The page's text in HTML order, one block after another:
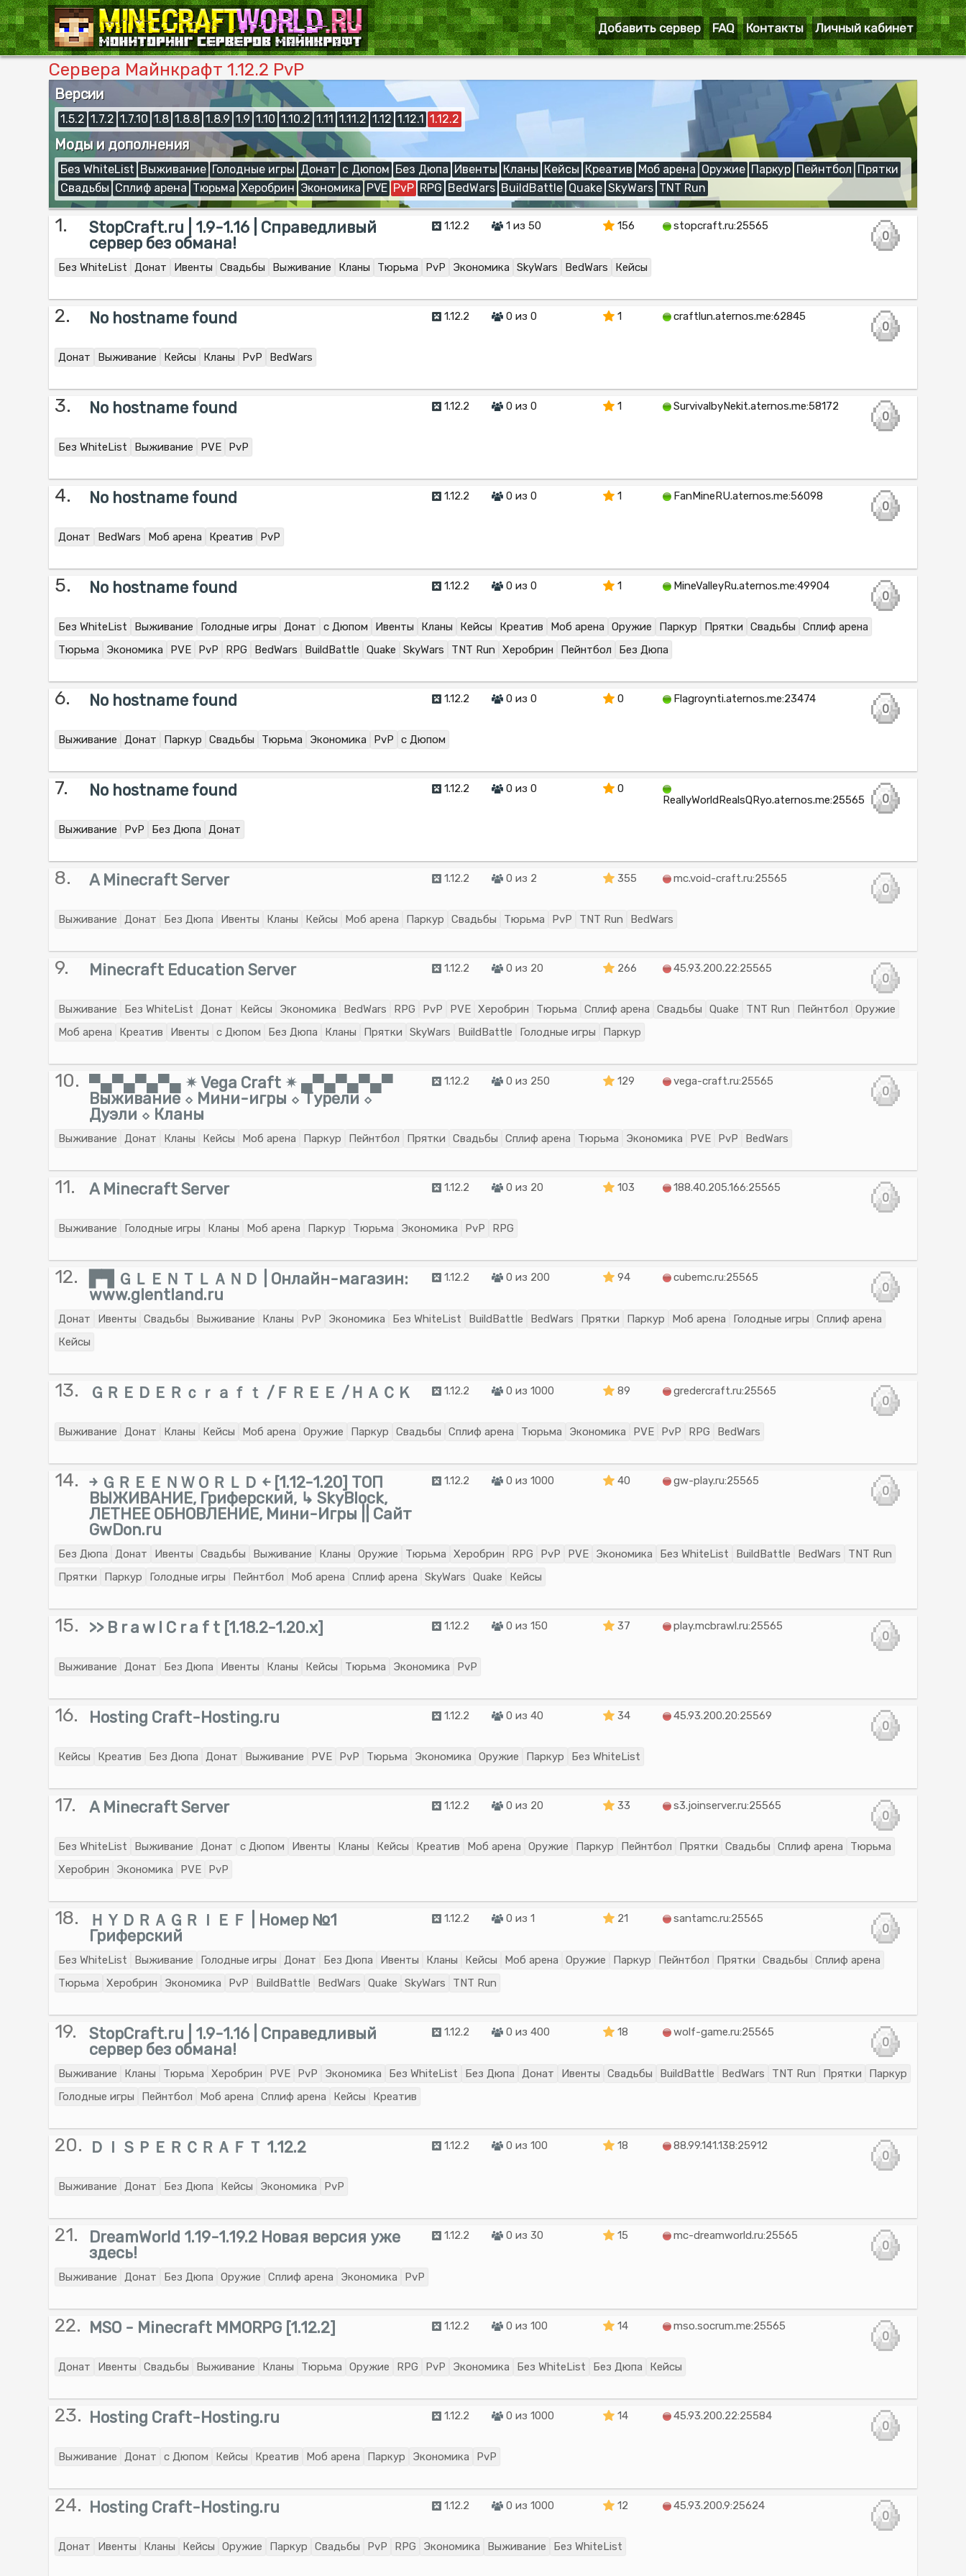
Добавить сервер FAQ Контакты Личный кабинет
Сервера Майнкрафт 1.12.2 PvP
Версии
1.5.2 1.7.2 1.7.10 1.8 1.8.8 1.8.9 1.9 1.10 1.10.2 1.11 1.11.2 1.12 1.12.1 1.12.2
Моды и дополнения
Без WhiteList Выживание Голодные игры Донат с Дюпом Без Дюпа Ивенты Кланы Кейсы Креатив Моб арена Оружие Паркур Пейнтбол Прятки
Свадьбы Сплиф арена Тюрьма Херобрин Экономика PVE PvP RPG BedWars BuildBattle Quake SkyWars TNT Run
1.
StopCraft.ru | 1.9-1.16 | Справедливый
сервер без обмана!
1.12.2 1 из 50 156 stopcraft.ru:25565
0
Без WhiteList Донат Ивенты Свадьбы Выживание Кланы Тюрьма PvP Экономика SkyWars BedWars Кейсы
2. No hostname found 1.12.2 0 из 0 1 craftlun.aternos.me:62845
0
Донат Выживание Кейсы Кланы PvP BedWars
3. No hostname found 1.12.2 0 из 0 1 SurvivalbyNekit.aternos.me:58172
0
Без WhiteList Выживание PVE PvP
4. No hostname found 1.12.2 0 из 0 1 FanMineRU.aternos.me:56098
0
Донат BedWars Моб арена Креатив PvP
5. No hostname found 1.12.2 0 из 0 1 MineValleyRu.aternos.me:49904
0
Без WhiteList Выживание Голодные игры Донат с Дюпом Ивенты Кланы Кейсы Креатив Моб арена Оружие Паркур Прятки Свадьбы
Сплиф арена
Тюрьма
Экономика PVE PvP RPG BedWars BuildBattle Quake SkyWars TNT Run Херобрин Пейнтбол Без Дюпа
6. No hostname found 1.12.2 0 из 0 0 Flagroynti.aternos.me:23474
0
Выживание Донат Паркур Свадьбы Тюрьма Экономика PvP с Дюпом
7. No hostname found 1.12.2 0 из 0
0
ReallyWorldRealsQRyo.aternos.me:25565
0
Выживание PvP Без Дюпа Донат
8. A Minecraft Server 1.12.2 0 из 2 355 mc.void-craft.ru:25565
0
Выживание Донат Без Дюпа Ивенты Кланы Кейсы Моб арена Паркур Свадьбы Тюрьма PvP TNT Run BedWars
9. Minecraft Education Server 1.12.2 0 из 20 266 45.93.200.22:25565
0
Выживание Без WhiteList Донат Кейсы Экономика BedWars RPG PvP PVE Херобрин Тюрьма Сплиф арена Свадьбы Quake TNT Run Пейнтбол
Оружие
Моб арена
Креатив Ивенты с Дюпом Без Дюпа Кланы Прятки SkyWars BuildBattle Голодные игры Паркур
10. ▀▄▀▄▀▄▀▄ ✴ Vega Craft ✴ ▄▀▄▀▄▀▄▀
Выживание ⬦ Мини-игры ⬦ Турели ⬦
Дуэли ⬦ Кланы
1.12.2 0 из 250 129 vega-craft.ru:25565
0
Выживание Донат Кланы Кейсы Моб арена Паркур Пейнтбол Прятки Свадьбы Сплиф арена Тюрьма Экономика PVE PvP BedWars
11. A Minecraft Server 1.12.2 0 из 20 103 188.40.205.166:25565
0
Выживание Голодные игры Кланы Моб арена Паркур Тюрьма Экономика PvP RPG
12.
▛▜ ＧＬＥＮＴＬＡＮＤ | Онлайн-магазин:
www.glentland.ru
1.12.2 0 из 200 94 cubemc.ru:25565
0
Донат Ивенты Свадьбы Выживание Кланы PvP Экономика Без WhiteList BuildBattle BedWars Прятки Паркур Моб арена Голодные игры
Сплиф арена
Кейсы
13. ＧＲＥＤＥＲｃｒａｆｔ /ＦＲＥＥ /ＨＡＣＫ 1.12.2 0 из 1000 89 gredercraft.ru:25565
0
Выживание Донат Кланы Кейсы Моб арена Оружие Паркур Свадьбы Сплиф арена Тюрьма Экономика PVE PvP RPG BedWars
14. ￫ ＧＲＥＥＮＷＯＲＬＤ ￩ [1.12-1.20] ТОП
ВЫЖИВАНИЕ, Гриферский, ↳ SkyBlock,
ЛЕТНЕЕ ОБНОВЛЕНИЕ, Мини-Игры || Сайт
GwDon.ru
1.12.2 0 из 1000 40 gw-play.ru:25565
0
Без Дюпа Донат Ивенты Свадьбы Выживание Кланы Оружие Тюрьма Херобрин RPG PvP PVE Экономика Без WhiteList BuildBattle BedWars
TNT Run
Прятки
Паркур Голодные игры Пейнтбол Моб арена Сплиф арена SkyWars Quake Кейсы
15. >> B r a w l C r a f t [1.18.2-1.20.x] 1.12.2 0 из 150 37 play.mcbrawl.ru:25565
0
Выживание Донат Без Дюпа Ивенты Кланы Кейсы Тюрьма Экономика PvP
16. Hosting Craft-Hosting.ru 1.12.2 0 из 40 34 45.93.200.20:25569
0
Кейсы Креатив Без Дюпа Донат Выживание PVE PvP Тюрьма Экономика Оружие Паркур Без WhiteList
17. A Minecraft Server 1.12.2 0 из 20 33 s3.joinserver.ru:25565
0
Без WhiteList Выживание Донат с Дюпом Ивенты Кланы Кейсы Креатив Моб арена Оружие Паркур Пейнтбол Прятки Свадьбы Сплиф арена
Тюрьма
Херобрин
Экономика PVE PvP
18.
ＨＹＤＲＡＧＲＩＥＦ | Номер №1
Гриферский
1.12.2 0 из 1 21 santamc.ru:25565
0
Без WhiteList Выживание Голодные игры Донат Без Дюпа Ивенты Кланы Кейсы Моб арена Оружие Паркур Пейнтбол Прятки Свадьбы
Сплиф арена
Тюрьма
Херобрин Экономика PvP BuildBattle BedWars Quake SkyWars TNT Run
19.
StopCraft.ru | 1.9-1.16 | Справедливый
сервер без обмана!
1.12.2 0 из 400 18 wolf-game.ru:25565
0
Выживание Кланы Тюрьма Херобрин PVE PvP Экономика Без WhiteList Без Дюпа Донат Ивенты Свадьбы BuildBattle BedWars TNT Run Прятки
Паркур
Голодные игры
Пейнтбол Моб арена Сплиф арена Кейсы Креатив
20. ＤＩＳＰＥＲＣＲＡＦＴ 1.12.2 1.12.2 0 из 100 18 88.99.141.138:25912
0
Выживание Донат Без Дюпа Кейсы Экономика PvP
21.
DreamWorld 1.19-1.19.2 Новая версия уже
здесь!
1.12.2 0 из 30 15 mc-dreamworld.ru:25565
0
Выживание Донат Без Дюпа Оружие Сплиф арена Экономика PvP
22. MSO - Minecraft MMORPG [1.12.2] 1.12.2 0 из 100 14 mso.socrum.me:25565
0
Донат Ивенты Свадьбы Выживание Кланы Тюрьма Оружие RPG PvP Экономика Без WhiteList Без Дюпа Кейсы
23. Hosting Craft-Hosting.ru 1.12.2 0 из 1000 14 45.93.200.22:25584
0
Выживание Донат с Дюпом Кейсы Креатив Моб арена Паркур Экономика PvP
24. Hosting Craft-Hosting.ru 1.12.2 0 из 1000 12 45.93.200.9:25624
0
Донат Ивенты Кланы Кейсы Оружие Паркур Свадьбы PvP RPG Экономика Выживание Без WhiteList